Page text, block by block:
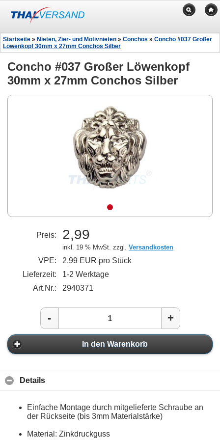
Startseite » Nieten, Zier- und Motivnieten » Conchos » Concho #037 Großer
Löwenkopf 30mm x 27mm Conchos Silber
Concho #037 Großer Löwenkopf
30mm x 27mm Conchos Silber
Preis: 2,99
inkl. 19 % MwSt. zzgl. Versandkosten
VPE:
2,99 EUR pro Stück
Lieferzeit:
1-2 Werktage
Art.Nr.:
2940371
- +
In den Warenkorb
Details
Einfache Montage durch mitgelieferte Schraube an
der Rückseite (bis 3mm Materialstärke)
Material: Zinkdruckguss